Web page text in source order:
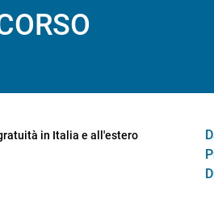
in Italia e all'estero